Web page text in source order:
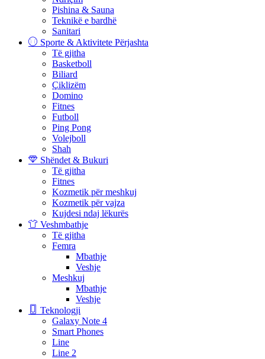
Pishina & Sauna
Teknikë e bardhë
Sanitari
Sporte & Aktivitete Përjashta
Të gjitha
Basketboll
Biliard
Çiklizëm
Domino
Fitnes
Futboll
Ping Pong
Volejboll
Shah
Shëndet & Bukuri
Të gjitha
Fitnes
Kozmetik për meshkuj
Kozmetik për vajza
Kujdesi ndaj lëkurës
Veshmbathje
Të gjitha
Femra
Mbathje
Veshje
Meshkuj
Mbathje
Veshje
Teknologji
Galaxy Note 4
Smart Phones
Line
Line 2